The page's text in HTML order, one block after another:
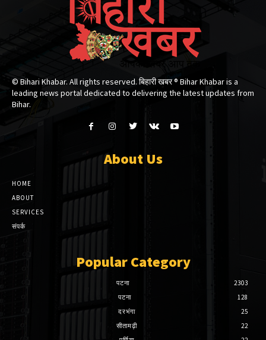
© Bihari Khabar. All rights reserved. बिहारी खबर ®​ Bihar Khabar is a
leading news portal dedicated to delivering the latest updates from
Bihar.
About Us
HOME
ABOUT
SERVICES
संपर्क
Popular Category
पटना
2303
पटना
128
दरभंगा
25
सीतामढ़ी
22